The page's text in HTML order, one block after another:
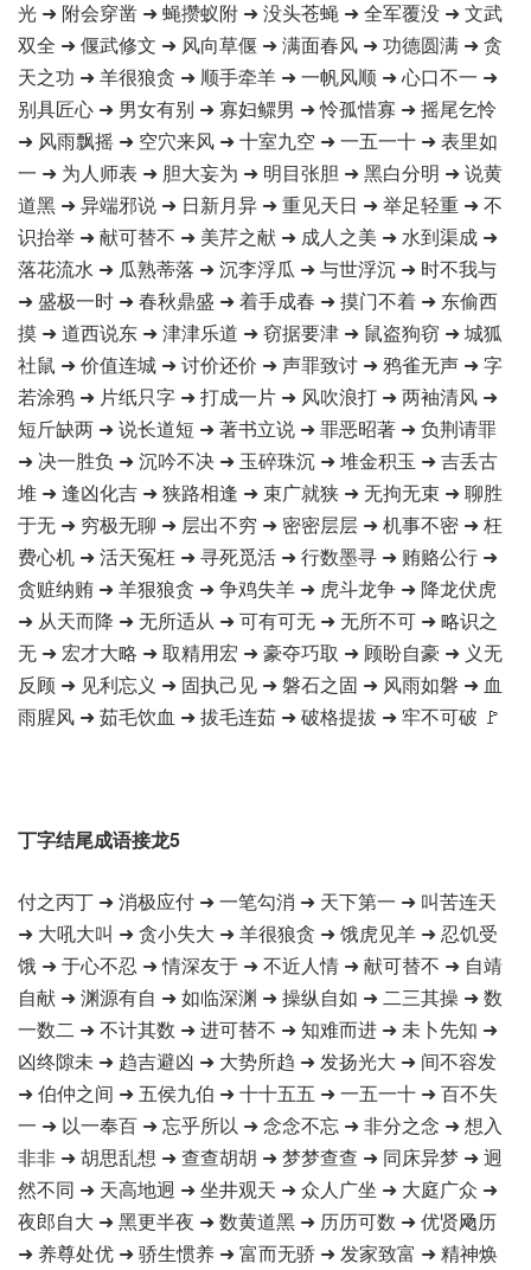
光 ➜ 附会穿凿 ➜ 蝇攒蚁附 ➜ 没头苍蝇 ➜ 全军覆没 ➜ 文武
双全 ➜ 偃武修文 ➜ 风向草偃 ➜ 满面春风 ➜ 功德圆满 ➜ 贪
天之功 ➜ 羊很狼贪 ➜ 顺手牵羊 ➜ 一帆风顺 ➜ 心口不一 ➜
别具匠心 ➜ 男女有别 ➜ 寡妇鳏男 ➜ 怜孤惜寡 ➜ 摇尾乞怜
➜ 风雨飘摇 ➜ 空穴来风 ➜ 十室九空 ➜ 一五一十 ➜ 表里如
一 ➜ 为人师表 ➜ 胆大妄为 ➜ 明目张胆 ➜ 黑白分明 ➜ 说黄
道黑 ➜ 异端邪说 ➜ 日新月异 ➜ 重见天日 ➜ 举足轻重 ➜ 不
识抬举 ➜ 献可替不 ➜ 美芹之献 ➜ 成人之美 ➜ 水到渠成 ➜
落花流水 ➜ 瓜熟蒂落 ➜ 沉李浮瓜 ➜ 与世浮沉 ➜ 时不我与
➜ 盛极一时 ➜ 春秋鼎盛 ➜ 着手成春 ➜ 摸门不着 ➜ 东偷西
摸 ➜ 道西说东 ➜ 津津乐道 ➜ 窃据要津 ➜ 鼠盗狗窃 ➜ 城狐
社鼠 ➜ 价值连城 ➜ 讨价还价 ➜ 声罪致讨 ➜ 鸦雀无声 ➜ 字
若涂鸦 ➜ 片纸只字 ➜ 打成一片 ➜ 风吹浪打 ➜ 两袖清风 ➜
短斤缺两 ➜ 说长道短 ➜ 著书立说 ➜ 罪恶昭著 ➜ 负荆请罪
➜ 决一胜负 ➜ 沉吟不决 ➜ 玉碎珠沉 ➜ 堆金积玉 ➜ 吉丢古
堆 ➜ 逢凶化吉 ➜ 狭路相逢 ➜ 束广就狭 ➜ 无拘无束 ➜ 聊胜
于无 ➜ 穷极无聊 ➜ 层出不穷 ➜ 密密层层 ➜ 机事不密 ➜ 枉
费心机 ➜ 活天冤枉 ➜ 寻死觅活 ➜ 行数墨寻 ➜ 贿赂公行 ➜
贪赃纳贿 ➜ 羊狠狼贪 ➜ 争鸡失羊 ➜ 虎斗龙争 ➜ 降龙伏虎
➜ 从天而降 ➜ 无所适从 ➜ 可有可无 ➜ 无所不可 ➜ 略识之
无 ➜ 宏才大略 ➜ 取精用宏 ➜ 豪夺巧取 ➜ 顾盼自豪 ➜ 义无
反顾 ➜ 见利忘义 ➜ 固执己见 ➜ 磐石之固 ➜ 风雨如磐 ➜ 血
雨腥风 ➜ 茹毛饮血 ➜ 拔毛连茹 ➜ 破格提拔 ➜ 牢不可破 🚩
丁字结尾成语接龙5
付之丙丁 ➜ 消极应付 ➜ 一笔勾消 ➜ 天下第一 ➜ 叫苦连天
➜ 大吼大叫 ➜ 贪小失大 ➜ 羊很狼贪 ➜ 饿虎见羊 ➜ 忍饥受
饿 ➜ 于心不忍 ➜ 情深友于 ➜ 不近人情 ➜ 献可替不 ➜ 自靖
自献 ➜ 渊源有自 ➜ 如临深渊 ➜ 操纵自如 ➜ 二三其操 ➜ 数
一数二 ➜ 不计其数 ➜ 进可替不 ➜ 知难而进 ➜ 未卜先知 ➜
凶终隙未 ➜ 趋吉避凶 ➜ 大势所趋 ➜ 发扬光大 ➜ 间不容发
➜ 伯仲之间 ➜ 五侯九伯 ➜ 十十五五 ➜ 一五一十 ➜ 百不失
一 ➜ 以一奉百 ➜ 忘乎所以 ➜ 念念不忘 ➜ 非分之念 ➜ 想入
非非 ➜ 胡思乱想 ➜ 查查胡胡 ➜ 梦梦查查 ➜ 同床异梦 ➜ 迥
然不同 ➜ 天高地迥 ➜ 坐井观天 ➜ 众人广坐 ➜ 大庭广众 ➜
夜郎自大 ➜ 黑更半夜 ➜ 数黄道黑 ➜ 历历可数 ➜ 优贤飏历
➜ 养尊处优 ➜ 骄生惯养 ➜ 富而无骄 ➜ 发家致富 ➜ 精神焕